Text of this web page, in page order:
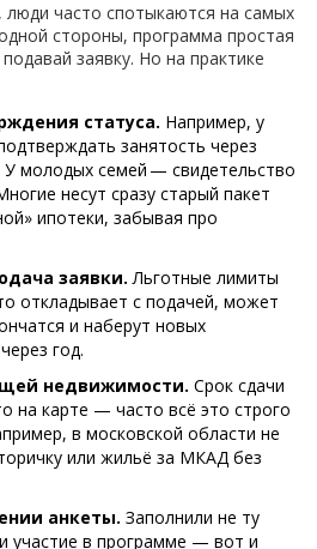
, люди часто спотыкаются на самых
стороны, программа простая
заявку. Но на практике
статуса. Например, у
занятость через
У молодых семей — свидетельство
несут сразу старый пакет
ипотеки, забывая про
заявки. Льготные лимиты
откладывает с подачей, может
и наберут новых
год.
недвижимости. Срок сдачи
на карте — часто всё это строго
в московской области не
или жильё за МКАД без
анкеты. Заполнили не ту
участие в программе — вот и